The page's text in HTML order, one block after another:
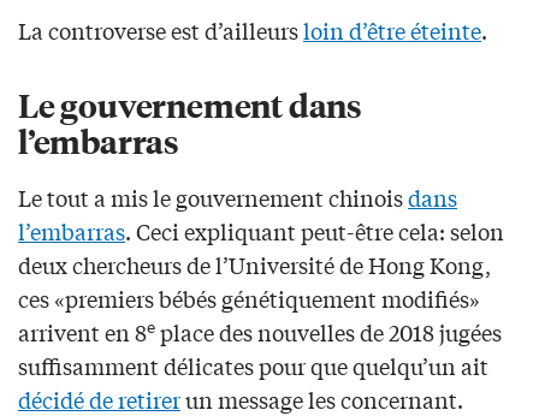
La controverse est d’ailleursloin d’être éteinte.
Le gouvernement dans
l’embarras
Le tout a mis le gouvernement chinoisdans
l’embarras. Ceci expliquant peut-être cela: selon
deux chercheurs de l’Université de Hong Kong,
ces «premiers bébés génétiquement modifiés»
arrivent en 8e place des nouvelles de 2018 jugées
suffisamment délicates pour que quelqu’un ait
décidé de retirerun message les concernant.